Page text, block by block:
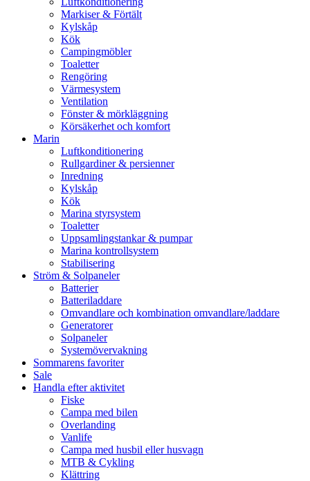
Markiser & Förtält
Kylskåp
Kök
Campingmöbler
Toaletter
Rengöring
Värmesystem
Ventilation
Fönster & mörkläggning
Körsäkerhet och komfort
Marin
Luftkonditionering
Rullgardiner & persienner
Inredning
Kylskåp
Kök
Marina styrsystem
Toaletter
Uppsamlingstankar & pumpar
Marina kontrollsystem
Stabilisering
Ström & Solpaneler
Batterier
Batteriladdare
Omvandlare och kombination omvandlare/laddare
Generatorer
Solpaneler
Systemövervakning
Sommarens favoriter
Sale
Handla efter aktivitet
Fiske
Campa med bilen
Overlanding
Vanlife
Campa med husbil eller husvagn
MTB & Cykling
Klättring